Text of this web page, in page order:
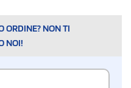
ORDINE? NON TI
NOI!